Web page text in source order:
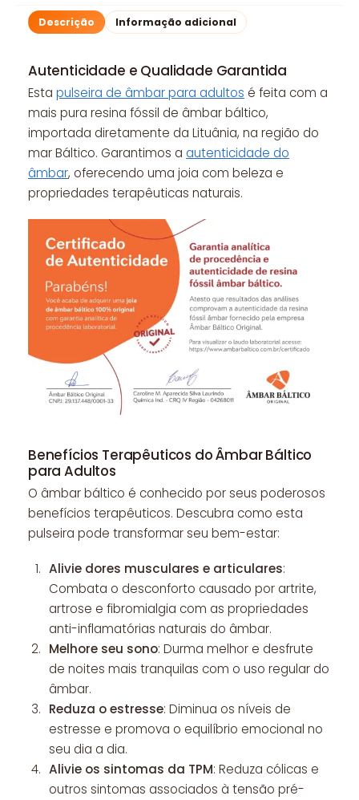
Descrição Informação adicional
Autenticidade e Qualidade Garantida
Esta pulseira de âmbar para adultos é feita com a
mais pura resina fóssil de âmbar báltico,
importada diretamente da Lituânia, na região do
mar Báltico. Garantimos a autenticidade do
âmbar, oferecendo uma joia com beleza e
propriedades terapêuticas naturais.
Benefícios Terapêuticos do Âmbar Báltico
para Adultos
O âmbar báltico é conhecido por seus poderosos
benefícios terapêuticos. Descubra como esta
pulseira pode transformar seu bem-estar:
Alivie dores musculares e articulares:
Combata o desconforto causado por artrite,
artrose e fibromialgia com as propriedades
anti-inflamatórias naturais do âmbar.
Melhore seu sono: Durma melhor e desfrute
de noites mais tranquilas com o uso regular do
âmbar.
Reduza o estresse: Diminua os níveis de
estresse e promova o equilíbrio emocional no
seu dia a dia.
Alivie os sintomas da TPM: Reduza cólicas e
outros sintomas associados à tensão pré-